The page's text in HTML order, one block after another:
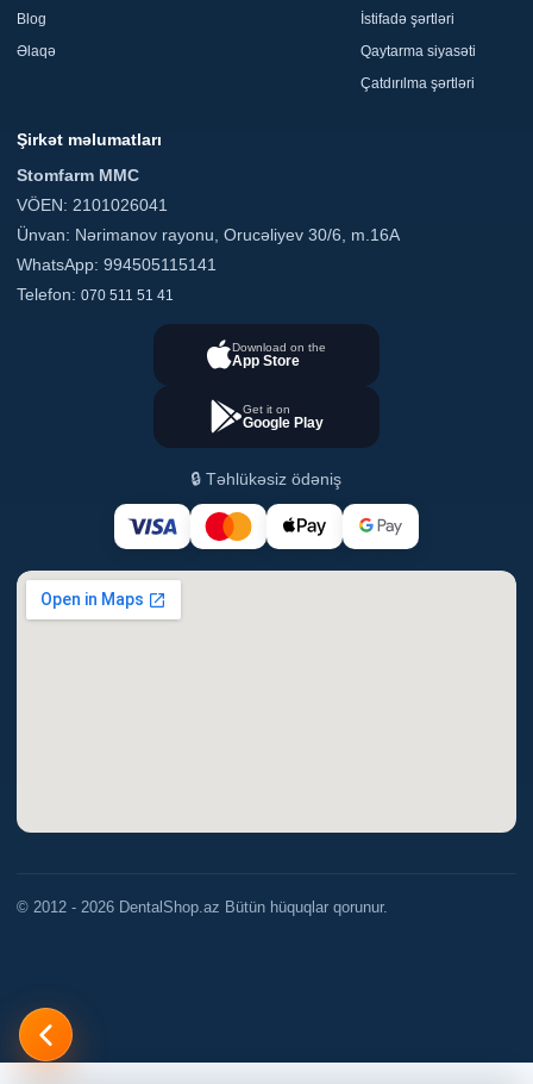
Blog
Əlaqə
İstifadə şərtləri
Qaytarma siyasəti
Çatdırılma şərtləri
Şirkət məlumatları
Stomfarm MMC
VÖEN: 2101026041
Ünvan: Nərimanov rayonu, Orucəliyev 30/6, m.16A
WhatsApp: 994505115141
Telefon: 070 511 51 41
Download on the
App Store
Get it on
Google Play
🔒 Təhlükəsiz ödəniş
© 2012 - 2026 DentalShop.az Bütün hüquqlar qorunur.